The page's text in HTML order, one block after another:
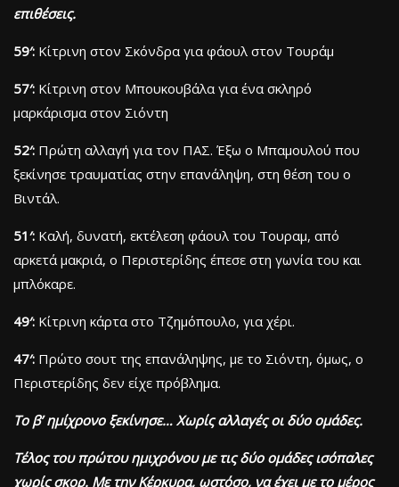
επιθέσεις.
59′: Κίτρινη στον Σκόνδρα για φάουλ στον Τουράμ
57′: Κίτρινη στον Μπουκουβάλα για ένα σκληρό
μαρκάρισμα στον Σιόντη
52′: Πρώτη αλλαγή για τον ΠΑΣ. Έξω ο Μπαμουλού που
ξεκίνησε τραυματίας στην επανάληψη, στη θέση του ο
Βιντάλ.
51′: Καλή, δυνατή, εκτέλεση φάουλ του Τουραμ, από
αρκετά μακριά, ο Περιστερίδης έπεσε στη γωνία του και
μπλόκαρε.
49′: Κίτρινη κάρτα στο Τζημόπουλο, για χέρι.
47′: Πρώτο σουτ της επανάληψης, με το Σιόντη, όμως, ο
Περιστερίδης δεν είχε πρόβλημα.
Το β’ ημίχρονο ξεκίνησε… Χωρίς αλλαγές οι δύο ομάδες.
Τέλος του πρώτου ημιχρόνου με τις δύο ομάδες ισόπαλες
χωρίς σκορ. Με την Κέρκυρα, ωστόσο, να έχει με το μέρος